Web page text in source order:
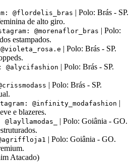
@flordelis_bras | Polo: Brás - SP.
de alto giro.
@morenaflor_bras | Polo:
estampados.
| Polo: Brás - SP.
@alycifashion | Polo: Brás - SP.
| Polo: Brás - SP.
@infinity_modafashion |
e blazeres.
| Polo: Goiânia - GO.
| Polo: Goiânia - GO.
Atacado)